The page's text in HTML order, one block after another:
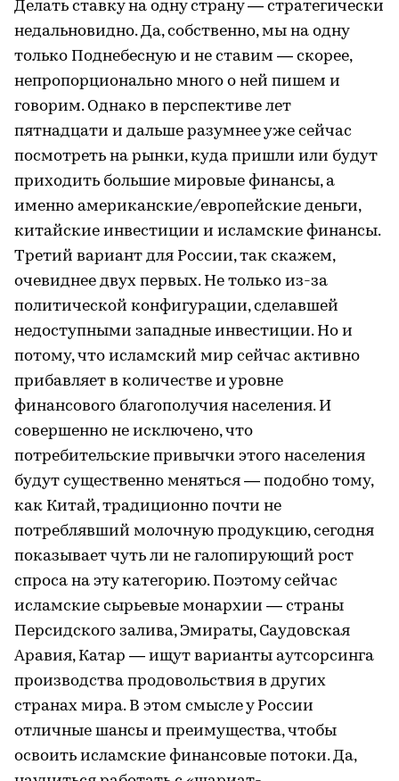
Делать ставку на одну страну — стратегически
недальновидно. Да, собственно, мы на одну
только Поднебесную и не ставим — скорее,
непропорционально много о ней пишем и
говорим. Однако в перспективе лет
пятнадцати и дальше разумнее уже сейчас
посмотреть на рынки, куда пришли или будут
приходить большие мировые финансы, а
именно американские/европейские деньги,
китайские инвестиции и исламские финансы.
Третий вариант для России, так скажем,
очевиднее двух первых. Не только из-за
политической конфигурации, сделавшей
недоступными западные инвестиции. Но и
потому, что исламский мир сейчас активно
прибавляет в количестве и уровне
финансового благополучия населения. И
совершенно не исключено, что
потребительские привычки этого населения
будут существенно меняться — подобно тому,
как Китай, традиционно почти не
потреблявший молочную продукцию, сегодня
показывает чуть ли не галопирующий рост
спроса на эту категорию. Поэтому сейчас
исламские сырьевые монархии — страны
Персидского залива, Эмираты, Саудовская
Аравия, Катар — ищут варианты аутсорсинга
производства продовольствия в других
странах мира. В этом смысле у России
отличные шансы и преимущества, чтобы
освоить исламские финансовые потоки. Да,